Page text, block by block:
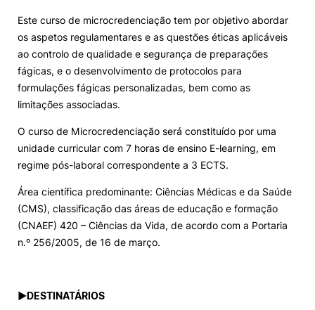
Este curso de microcredenciação tem por objetivo abordar
os aspetos regulamentares e as questões éticas aplicáveis
ao controlo de qualidade e segurança de preparações
fágicas, e o desenvolvimento de protocolos para
formulações fágicas personalizadas, bem como as
limitações associadas.
O curso de Microcredenciação será constituído por uma
unidade curricular com 7 horas de ensino E-learning, em
regime pós-laboral correspondente a 3 ECTS.
Área científica predominante: Ciências Médicas e da Saúde
(CMS), classificação das áreas de educação e formação
(CNAEF) 420 – Ciências da Vida, de acordo com a Portaria
n.º 256/2005, de 16 de março.
►DESTINATÁRIOS